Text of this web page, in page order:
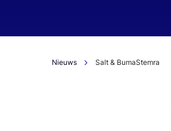
Nieuws Salt & BumaStemra